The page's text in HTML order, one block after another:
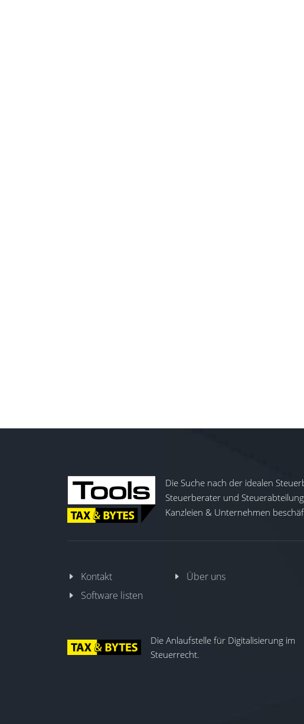
Die Suche nach der idealen
Steuerberater und
Kanzleien & Unternehmen
Kontakt
Über uns
Software listen
Die Anlaufstelle für Digitalisierung im
Steuerrecht.